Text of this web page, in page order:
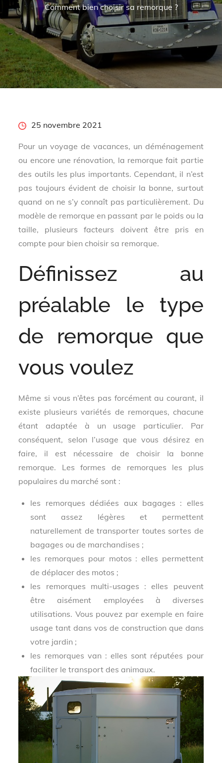
Comment bien choisir sa remorque ?
Posted25 novembre 2021
Pour un voyage de vacances, un déménagement
ou encore une rénovation, la remorque fait partie
des outils les plus importants. Cependant, il n’est
pas toujours évident de choisir la bonne, surtout
quand on ne s’y connaît pas particulièrement. Du
modèle de remorque en passant par le poids ou la
taille, plusieurs facteurs doivent être pris en
compte pour bien choisir sa remorque.
Définissez au
préalable le type
de remorque que
vous voulez
Même si vous n’êtes pas forcément au courant, il
existe plusieurs variétés de remorques, chacune
étant adaptée à un usage particulier. Par
conséquent, selon l’usage que vous désirez en
faire, il est nécessaire de choisir la bonne
remorque. Les formes de remorques les plus
populaires du marché sont :
les remorques dédiées aux bagages : elles
sont assez légères et permettent
naturellement de transporter toutes sortes de
bagages ou de marchandises ;
les remorques pour motos : elles permettent
de déplacer des motos ;
les remorques multi-usages : elles peuvent
être aisément employées à diverses
utilisations. Vous pouvez par exemple en faire
usage tant dans vos de construction que dans
votre jardin ;
les remorques van : elles sont réputées pour
faciliter le transport des animaux.